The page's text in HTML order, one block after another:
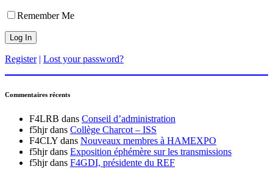
Remember Me
Register| Lost your password?
Commentaires récents
F4LRB dans Conseil d’administration
f5hjrdans Collège Charcot – ISS
F4CLY dans Nouveaux membres à HAMEXPO
f5hjrdans Exposition éphémère sur les transmissions
f5hjrdans F4GDI, présidente du REF